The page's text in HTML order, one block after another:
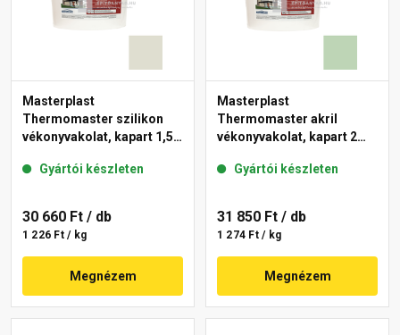
Masterplast
Thermomaster szilikon
vékonyvakolat, kapart 1,5
Gyártói készleten
30 660 Ft / db
1 226 Ft / kg
Megnézem
Masterplast
Thermomaster akril
vékonyvakolat, kapart 2
Gyártói készleten
31 850 Ft / db
1 274 Ft / kg
Megnézem